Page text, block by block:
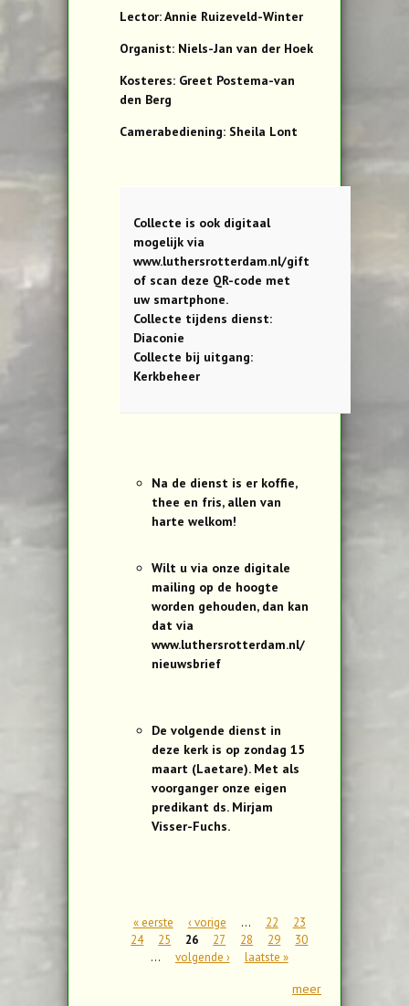
Lector: Annie Ruizeveld-Winter
Organist: Niels-Jan van der Hoek
Kosteres: Greet Postema-van
den Berg
Camerabediening: Sheila Lont
Collecte is ook digitaal
mogelijk via
www.luthersrotterdam.nl/gift
of scan deze QR-code met
uw smartphone.
Collecte tijdens dienst:
Diaconie
Collecte bij uitgang:
Kerkbeheer
Na de dienst is er koffie,
thee en fris, allen van
harte welkom!
Wilt u via onze digitale
mailing op de hoogte
worden gehouden, dan kan
dat via
www.luthersrotterdam.nl/
nieuwsbrief
De volgende dienst in
deze kerk is op zondag 15
maart (Laetare). Met als
voorganger onze eigen
predikant ds. Mirjam
Visser-Fuchs.
Pagina's« eerste ‹ vorige … 22
23
24
25 26 27 28 29
30
…
volgende › laatste »
meer